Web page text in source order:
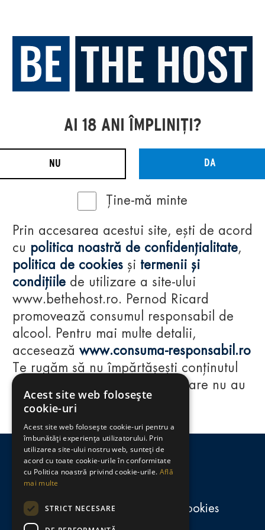
Regulamente
consumă-responsabil.ro
Politica de confidențialitate și cookies
AI 18 ANI ÎMPLINIȚI?
NU DA
Ține-mă minte
Prin accesarea acestui site, ești de acord
cu politica noastră de confidențialitate,
politica de cookies și termenii și
condițiile de utilizare a site-ului
www.bethehost.ro. Pernod Ricard
promovează consumul responsabil de
alcool. Pentru mai multe detalii,
accesează www.consuma-responsabil.ro
Te rugăm să nu împărtășești conținutul
acestui website cu persoane care nu au
împlinit vârsta de 18 ani.
Acest site web folosește
cookie-uri
Acest site web folosește cookie-uri pentru a
îmbunătăți experiența utilizatorului. Prin
utilizarea site-ului nostru web, sunteți de
acord cu toate cookie-urile în conformitate
cu Politica noastră privind cookie-urile. Află
mai multe
STRICT NECESARE